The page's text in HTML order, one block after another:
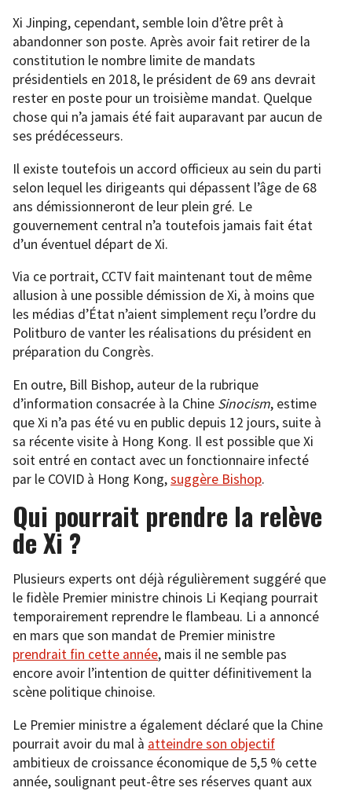
Xi Jinping, cependant, semble loin d’être prêt à
abandonner son poste. Après avoir fait retirer de la
constitution le nombre limite de mandats
présidentiels en 2018, le président de 69 ans devrait
rester en poste pour un troisième mandat. Quelque
chose qui n’a jamais été fait auparavant par aucun de
ses prédécesseurs.
Il existe toutefois un accord officieux au sein du parti
selon lequel les dirigeants qui dépassent l’âge de 68
ans démissionneront de leur plein gré. Le
gouvernement central n’a toutefois jamais fait état
d’un éventuel départ de Xi.
Via ce portrait, CCTV fait maintenant tout de même
allusion à une possible démission de Xi, à moins que
les médias d’État n’aient simplement reçu l’ordre du
Politburo de vanter les réalisations du président en
préparation du Congrès.
En outre, Bill Bishop, auteur de la rubrique
d’information consacrée à la Chine Sinocism, estime
que Xi n’a pas été vu en public depuis 12 jours, suite à
sa récente visite à Hong Kong. Il est possible que Xi
soit entré en contact avec un fonctionnaire infecté
par le COVID à Hong Kong,suggère Bishop.
Qui pourrait prendre la relève
de Xi ?
Plusieurs experts ont déjà régulièrement suggéré que
le fidèle Premier ministre chinois Li Keqiang pourrait
temporairement reprendre le flambeau. Li a annoncé
en mars que son mandat de Premier ministre
prendrait fin cette année, mais il ne semble pas
encore avoir l’intention de quitter définitivement la
scène politique chinoise.
Le Premier ministre a également déclaré que la Chine
pourrait avoir du mal à atteindre son objectif
ambitieux de croissance économique de 5,5 % cette
année, soulignant peut-être ses réserves quant aux